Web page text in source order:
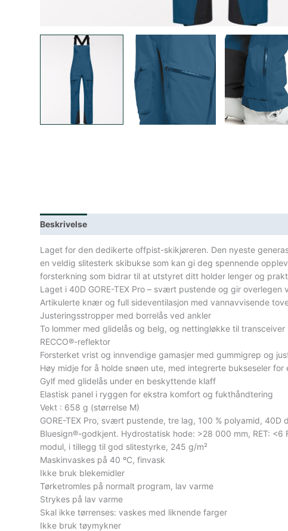
Beskrivelse
Laget for den dedikerte offpist-skikjøreren. Den nyeste
en veldig slitesterk skibukse som kan gi deg spennende
forsterkning som bidrar til at utstyret ditt holder lenger og
Laget i 40D GORE-TEX Pro – svært pustende og gir
Artikulerte knær og full sideventilasjon med vannavvisende
Justeringsstropper med borrelås ved ankler
To lommer med glidelås og belg, og nettingløkke til transceiver
RECCO®-reflektor
Forsterket vrist og innvendige gamasjer med gummigrep og
Høy midje for å holde snøen ute, med integrerte bukseseler
Gylf med glidelås under en beskyttende klaff
Elastisk panel i ryggen for ekstra komfort og fukthåndtering
Vekt : 658 g (størrelse M)
GORE-TEX Pro, svært pustende, tre lag, 100 % polyamid,
Bluesign®-godkjent. Hydrostatisk hode: >28 000 mm, RET:
modul, i tillegg til god slitestyrke, 245 g/m²
Maskinvaskes på 40 ºC, finvask
Ikke bruk blekemidler
Tørketromles på normalt program, lav varme
Strykes på lav varme
Skal ikke tørrenses: vaskes med liknende farger
Ikke bruk tøymykner